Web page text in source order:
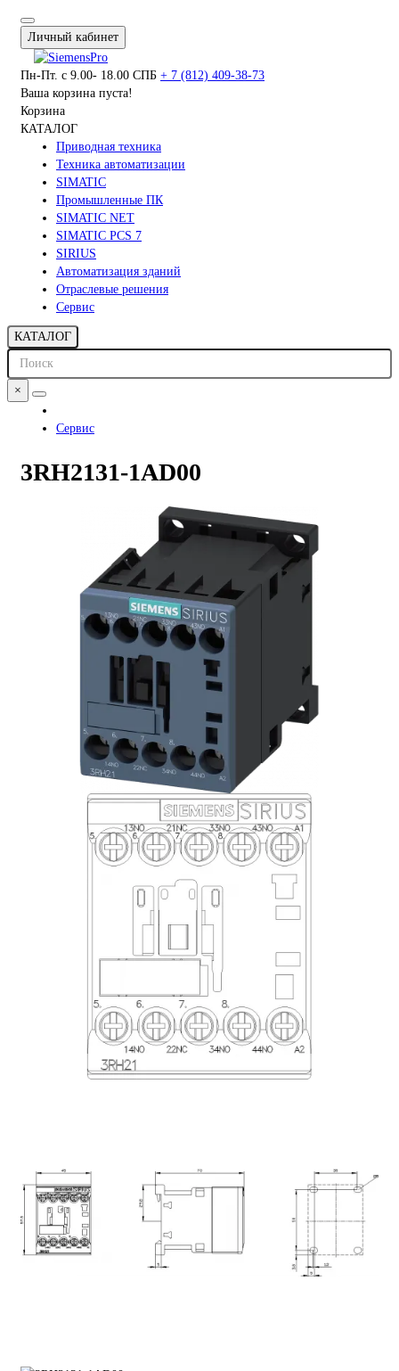
Личный кабинет
Пн-Пт. с 9.00- 18.00 СПБ + 7 (812) 409-38-73
Ваша корзина пуста!
Корзина
КАТАЛОГ
Приводная техника
Техника автоматизации
SIMATIC
Промышленные ПК
SIMATIC NET
SIMATIC PCS 7
SIRIUS
Автоматизация зданий
Отраслевые решения
Сервис
КАТАЛОГ
×
Сервис
3RH2131-1AD00